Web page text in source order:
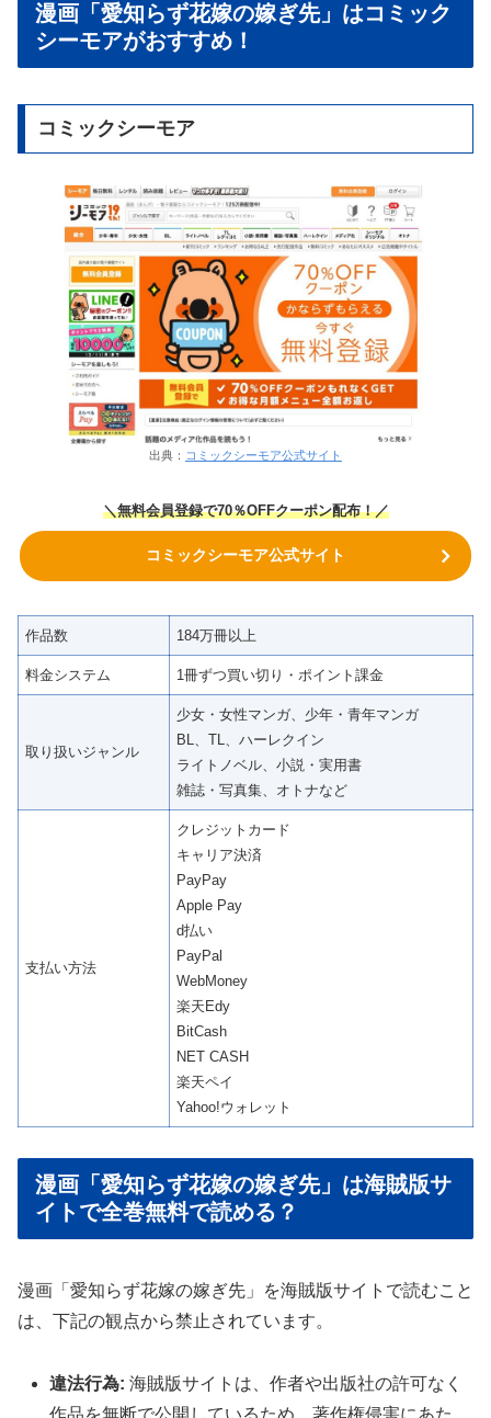
漫画「愛知らず花嫁の嫁ぎ先」はコミック
シーモアがおすすめ！
コミックシーモア
出典： コミックシーモア公式サイト
＼無料会員登録で70％OFFクーポン配布！／
コミックシーモア公式サイト
作品数 184万冊以上
料金システム 1冊ずつ買い切り・ポイント課金
取り扱いジャンル
少女・女性マンガ、少年・青年マンガ
BL、TL、ハーレクイン
ライトノベル、小説・実用書
雑誌・写真集、オトナなど
支払い方法
クレジットカード
キャリア決済
PayPay
Apple Pay
d払い
PayPal
WebMoney
楽天Edy
BitCash
NET CASH
楽天ペイ
Yahoo!ウォレット
漫画「愛知らず花嫁の嫁ぎ先」は海賊版サ
イトで全巻無料で読める？
漫画「愛知らず花嫁の嫁ぎ先」を海賊版サイトで読むこと
は、下記の観点から禁止されています。
違法行為: 海賊版サイトは、作者や出版社の許可なく
作品を無断で公開しているため、著作権侵害にあた